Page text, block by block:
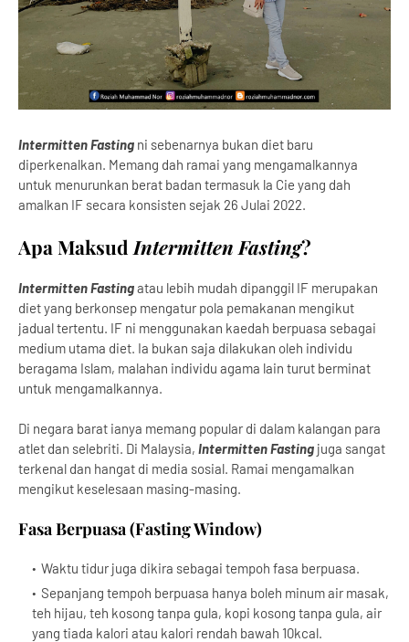
Intermitten Fasting ni sebenarnya bukan diet baru
diperkenalkan. Memang dah ramai yang mengamalkannya
untuk menurunkan berat badan termasuk la Cie yang dah
amalkan IF secara konsisten sejak 26 Julai 2022.
Apa Maksud Intermitten Fasting?
IntermittenFastingatau lebih mudah dipanggil IF merupakan
diet yang berkonsep mengatur pola pemakanan mengikut
jadual tertentu. IF ni menggunakan kaedah berpuasa sebagai
medium utama diet. Ia bukan saja dilakukan oleh individu
beragama Islam, malahan individu agama lain turut berminat
untuk mengamalkannya.
Di negara barat ianya memang popular di dalam kalangan para
atlet dan selebriti. Di Malaysia, IntermittenFasting juga sangat
terkenal dan hangat di media sosial. Ramai mengamalkan
mengikut keselesaan masing-masing.
Fasa Berpuasa (Fasting Window)
Waktu tidur juga dikira sebagai tempoh fasa berpuasa.
Sepanjang tempoh berpuasa hanya boleh minum air masak,
teh hijau, teh kosong tanpa gula, kopi kosong tanpa gula, air
yang tiada kalori atau kalori rendah bawah 10kcal.